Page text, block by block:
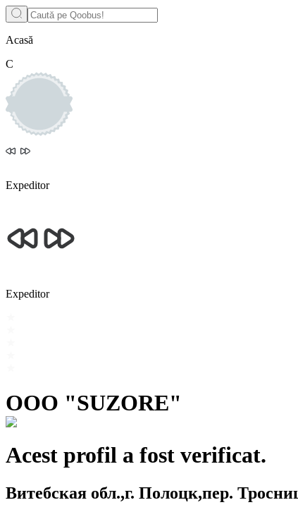
Acasă
С
Expeditor
Expeditor
OOO "SUZORE"
Acest profil a fost verificat.
Витебская обл.,г. Полоцк,пер.